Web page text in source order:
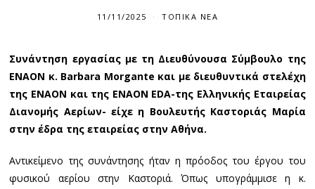
11/11/2025 ΤΟΠΙΚΆ ΝΈΑ
Συνάντηση εργασίας με τη Διευθύνουσα Σύμβουλο της
ΕΝΑΟΝ κ. Barbara Morgante και με διευθυντικά στελέχη
της ΕΝΑΟΝ και της ΕΝΑΟΝ EDA-της Ελληνικής Εταιρείας
Διανομής Αερίων- είχε η Βουλευτής Καστοριάς Μαρία
στην έδρα της εταιρείας στην Αθήνα.
Αντικείμενο της συνάντησης ήταν η πρόοδος του έργου του
φυσικού αερίου στην Καστοριά. Όπως υπογράμμισε η κ.